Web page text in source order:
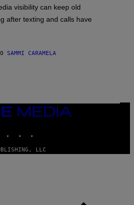
visibility can keep old
after texting and calls have
SAMMI CARAMELA
LLC